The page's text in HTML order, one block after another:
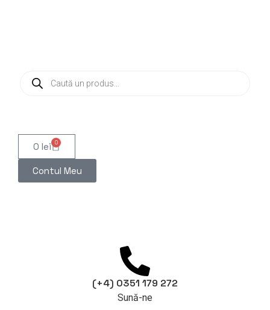
0 lei 0
Contul Meu
(+4) 0351 179 272
Sună-ne